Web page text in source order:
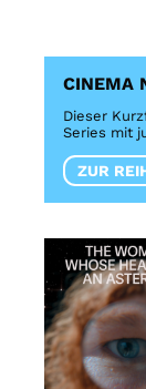
CINEMA
Dieser
Series mit
ZUR